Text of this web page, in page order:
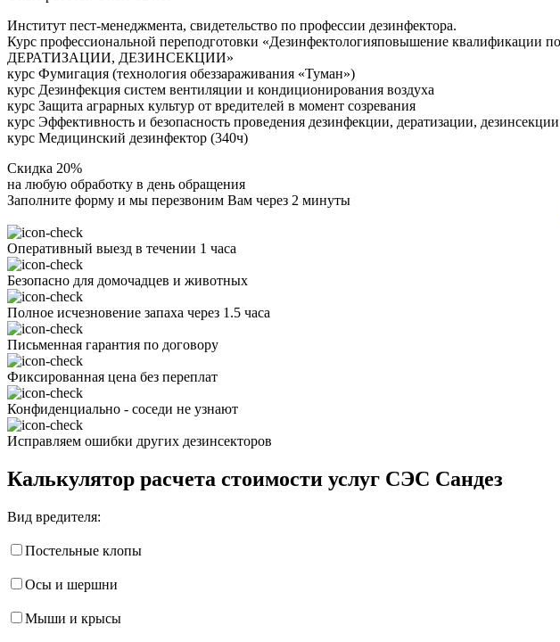
Институт пест-менеджмента, свидетельство по профессии дезинфектора.
Курс профессиональной переподготовки «Дезинфектологияповышение
ДЕРАТИЗАЦИИ, ДЕЗИНСЕКЦИИ»
курс Фумигация (технология обеззараживания «Туман»)
курс Дезинфекция систем вентиляции и кондиционирования воздуха
курс Защита аграрных культур от вредителей в момент созревания
курс Эффективность и безопасность проведения дезинфекции, дератизации, дезинсекции
курс Медицинский дезинфектор (340ч)
Скидка 20%
на любую обработку в день обращения
Заполните форму и мы перезвоним Вам через 2 минуты
Оперативный выезд в течении 1 часа
Безопасно для домочадцев и животных
Полное исчезновение запаха через 1.5 часа
Письменная гарантия по договору
Фиксированная цена без переплат
Конфиденциально - соседи не узнают
Исправляем ошибки других дезинсекторов
Калькулятор расчета стоимости услуг СЭС Сандез
Вид вредителя:
Постельные клопы
Осы и шершни
Мыши и крысы